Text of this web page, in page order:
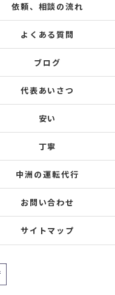
依頼、相談の流れ
よくある質問
ブログ
代表あいさつ
安い
丁寧
中洲の運転代行
お問い合わせ
サイトマップ